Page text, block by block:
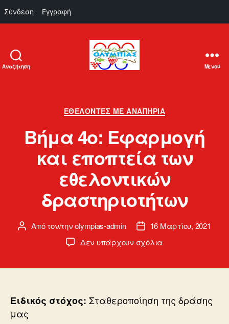
Σύνδεση Εγγραφή
Αναζήτηση Μενού
Κατηγορίες
ΕΘΕΛΟΝΤΈΣ ΜΕ ΑΝΑΠΗΡΊΑ
Βήμα 4ο: Εφαρμογή
και εποπτεία των
εθελοντικών
δραστηριοτήτων
Συντάκτης
Από τον/τηνolympias-admin
Ημ.
δημοσίευσης
16 Μαρτίου, 2021
Δεν υπάρχουν σχόλια
εποπτεία
των
Ειδικός στόχος: Σταθεροποίηση της δράσης
μας